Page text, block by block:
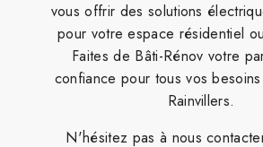
vous offrir des solutions
pour votre espace résidentiel
Faites de Bâti-Rénov votre
confiance pour tous vos
Rainvillers.
N'hésitez pas à nous